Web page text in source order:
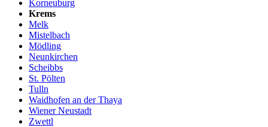
Korneuburg
Krems
Melk
Mistelbach
Mödling
Neunkirchen
Scheibbs
St. Pölten
Tulln
Waidhofen an der Thaya
Wiener Neustadt
Zwettl